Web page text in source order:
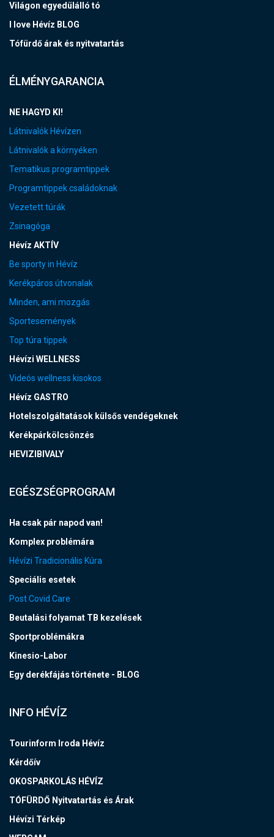
Világon egyedülálló tó
I love Hévíz BLOG
Tófürdő árak és nyitvatartás
ÉLMÉNYGARANCIA
NE HAGYD KI!
Látnivalók Hévízen
Látnivalók a környéken
Tematikus programtippek
Programtippek családoknak
Vezetett túrák
Zsinagóga
Hévíz AKTÍV
Be sporty in Hévíz
Kerékpáros útvonalak
Minden, ami mozgás
Sportesemények
Top túra tippek
Hévízi WELLNESS
Videós wellness kisokos
Hévíz GASTRO
Hotelszolgáltatások külsős vendégeknek
Kerékpárkölcsönzés
HEVIZIBIVALY
EGÉSZSÉGPROGRAM
Ha csak pár napod van!
Komplex problémára
Hévízi Tradicionális Kúra
Speciális esetek
Post Covid Care
Beutalási folyamat TB kezelések
Sportproblémákra
Kinesio-Labor
Egy derékfájás története - BLOG
INFO HÉVÍZ
Tourinform Iroda Hévíz
Kérdőív
OKOSPARKOLÁS HÉVÍZ
TÓFÜRDŐ Nyitvatartás és Árak
Hévízi Térkép